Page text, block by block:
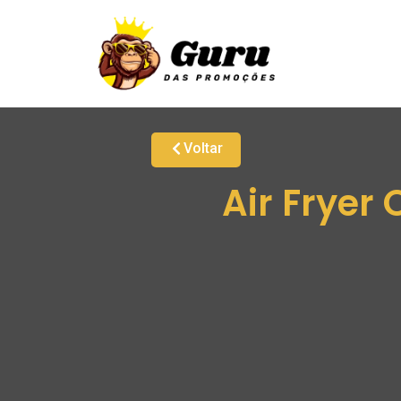
Voltar
Air Fryer